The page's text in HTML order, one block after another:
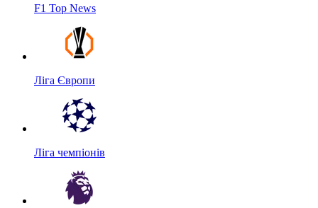
F1 Top News
Ліга Європи
Ліга чемпіонів